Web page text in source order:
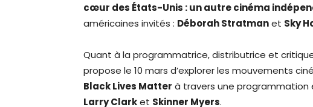
cœur des États-Unis : un autre cinéma
américaines invités : Déborah Stratmanet Sky
Quant à la programmatrice, distributrice et
propose le 10 mars d’explorer les mouvements
Black Lives Matter à travers une
Larry Clarket Skinner Myers.